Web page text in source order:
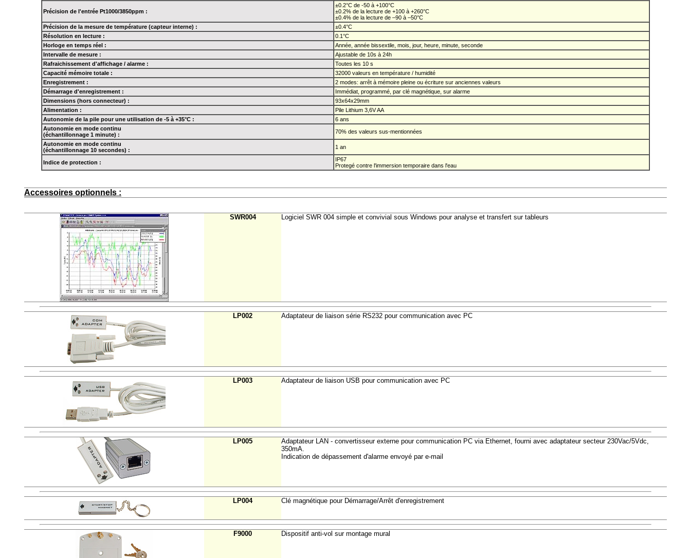
Précision de l'entrée Pt1000/3850ppm :
±0.2°C de -50 à +100°C
±0.2% de la lecture de +100 à +260°C
±0.4% de la lecture de –90 à –50°C
Précision de la mesure de température (capteur interne) :
±0.4°C
Résolution en lecture :
0.1°C
Horloge en temps réel :
Année, année bissextile, mois, jour, heure, minute, seconde
Intervalle de mesure :
Ajustable de 10s à 24h
Rafraichissement d'affichage / alarme :
Toutes les 10 s
Capacité mémoire totale :
32000 valeurs en température / humidité
Enregistrement :
2 modes: arrêt à mémoire pleine ou écriture sur anciennes valeurs
Démarrage d'enregistrement :
Immédiat, programmé, par clé magnétique, sur alarme
Dimensions (hors connecteur) :
93x64x29mm
Alimentation :
Pile Lithium 3,6V AA
Autonomie de la pile pour une utilisation de -5 à +35°C :
6 ans
Autonomie en mode continu
(échantillonnage 1 minute) :
70% des valeurs sus-mentionnées
Autonomie en mode continu
(échantillonnage 10 secondes) :
1 an
Indice de protection :
IP67
Protegé contre l'immersion temporaire dans l'eau
Accessoires optionnels :
SWR004 Logiciel SWR 004 simple et convivial sous Windows pour analyse et transfert sur tableurs
LP002 Adaptateur de liaison série RS232 pour communication avec PC
LP003 Adaptateur de liaison USB pour communication avec PC
LP005
Adaptateur LAN - convertisseur externe pour communication PC via Ethernet, fourni avec adaptateur secteur 230Vac/5Vdc,
350mA.
Indication de dépassement d'alarme envoyé par e-mail
LP004 Clé magnétique pour Démarrage/Arrêt d'enregistrement
F9000 Dispositif anti-vol sur montage mural